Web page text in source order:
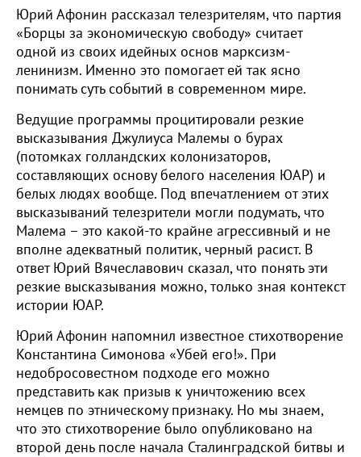
Юрий Афонин рассказал телезрителям, что партия
«Борцы за экономическую свободу» считает
одной из своих идейных основ марксизм-
ленинизм. Именно это помогает ей так ясно
понимать суть событий в современном мире.
Ведущие программы процитировали резкие
высказывания Джулиуса Малемы о бурах
(потомках голландских колонизаторов,
составляющих основу белого населения ЮАР) и
белых людях вообще. Под впечатлением от этих
высказываний телезрители могли подумать, что
Малема – это какой-то крайне агрессивный и не
вполне адекватный политик, черный расист. В
ответ Юрий Вячеславович сказал, что понять эти
резкие высказывания можно, только зная контекст
истории ЮАР.
Юрий Афонин напомнил известное стихотворение
Константина Симонова «Убей его!». При
недобросовестном подходе его можно
представить как призыв к уничтожению всех
немцев по этническому признаку. Но мы знаем,
что это стихотворение было опубликовано на
второй день после начала Сталинградской битвы и